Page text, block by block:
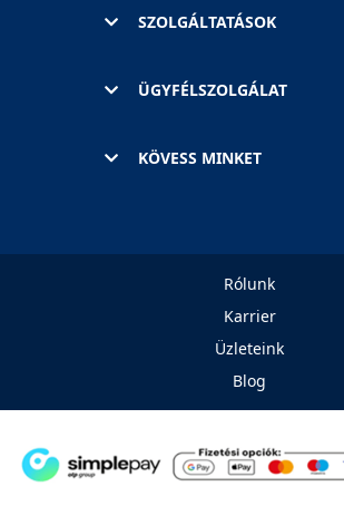
SZOLGÁLTATÁSOK
ÜGYFÉLSZOLGÁLAT
KÖVESS MINKET
Rólunk
Karrier
Üzleteink
Blog